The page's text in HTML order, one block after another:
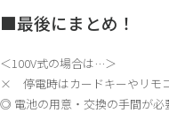
■最後にまとめ！
＜100V式の場合は…＞
× 停電時はカードキーやリモ
◎ 電池の用意・交換の手間が必